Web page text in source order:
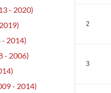
- 2020)
- 2014)
- 2006)
- 2014)
2
3